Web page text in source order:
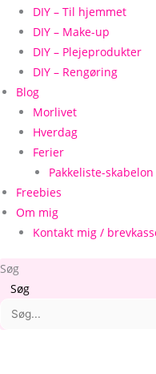
DIY – Til hjemmet
DIY – Make-up
DIY – Plejeprodukter
DIY – Rengøring
Blog
Morlivet
Hverdag
Ferier
Pakkeliste-skabelon
Freebies
Om mig
Kontakt mig /
Søg
Søg